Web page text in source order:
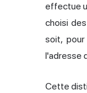
effectue
choisi
soit,
l'adresse
Cette